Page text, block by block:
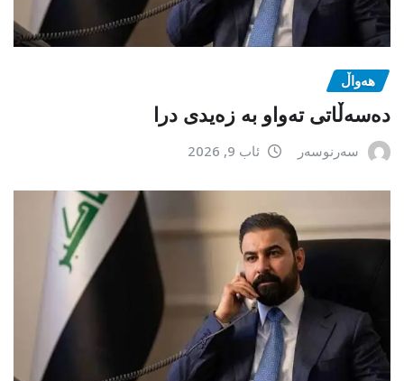
هەواڵ
دەسەڵاتی تەواو بە زەیدی درا
سەرنوسەر ئاب 9, 2026